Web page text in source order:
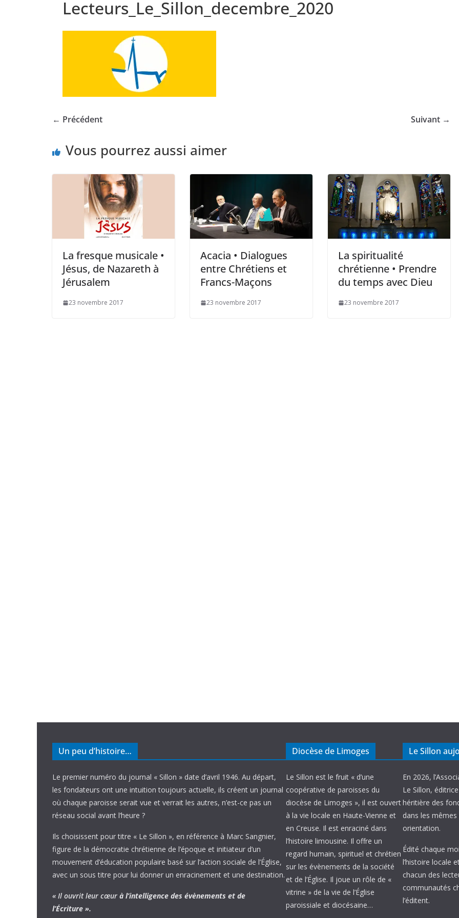
Lecteurs_Le_Sillon_decembre_2020
← Précédent Suivant →
Vous pourrez aussi aimer
La fresque musicale •
Jésus, de Nazareth à
Jérusalem
23 novembre 2017
Acacia • Dialogues
entre Chrétiens et
Francs-Maçons
23 novembre 2017
La spiritualité
chrétienne • Prendre
du temps avec Dieu
23 novembre 2017
Un peu d’histoire…
Le premier numéro du journal « Sillon » date d’avril 1946. Au départ,
les fondateurs ont une intuition toujours actuelle, ils créent un journal
où chaque paroisse serait vue et verrait les autres, n’est-ce pas un
réseau social avant l’heure ?
Ils choisissent pour titre « Le Sillon », en référence à Marc Sangnier,
figure de la démocratie chrétienne de l’époque et initiateur d’un
mouvement d’éducation populaire basé sur l’action sociale de l’Église,
avec un sous titre pour lui donner un enracinement et une destination.
« Il ouvrit leur cœur à l’intelligence des évènements et de
l’Écriture ».
Diocèse de Limoges
Le Sillon est le fruit « d’une
coopérative de paroisses du
diocèse de Limoges », il est ouvert
à la vie locale en Haute-Vienne et
en Creuse. Il est enraciné dans
l’histoire limousine. Il offre un
regard humain, spirituel et chrétien
sur les évènements de la société
et de l’Église. Il joue un rôle de «
vitrine » de la vie de l’Église
paroissiale et diocésaine…
Le Sillon
En 2026,
Le Sillon,
héritière des
dans les
orientation.
Édité chaque
l’histoire locale
chacun des
communautés
l’éditent.